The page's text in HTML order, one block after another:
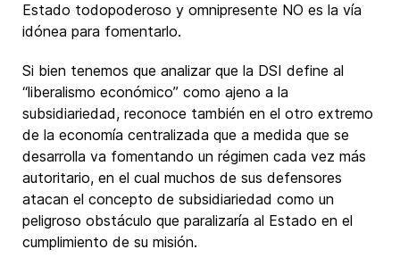
Estado todopoderoso y omnipresente NO es la vía
idónea para fomentarlo.
Si bien tenemos que analizar que la DSI define al
“liberalismo económico” como ajeno a la
subsidiariedad, reconoce también en el otro extremo
de la economía centralizada que a medida que se
desarrolla va fomentando un régimen cada vez más
autoritario, en el cual muchos de sus defensores
atacan el concepto de subsidiariedad como un
peligroso obstáculo que paralizaría al Estado en el
cumplimiento de su misión.